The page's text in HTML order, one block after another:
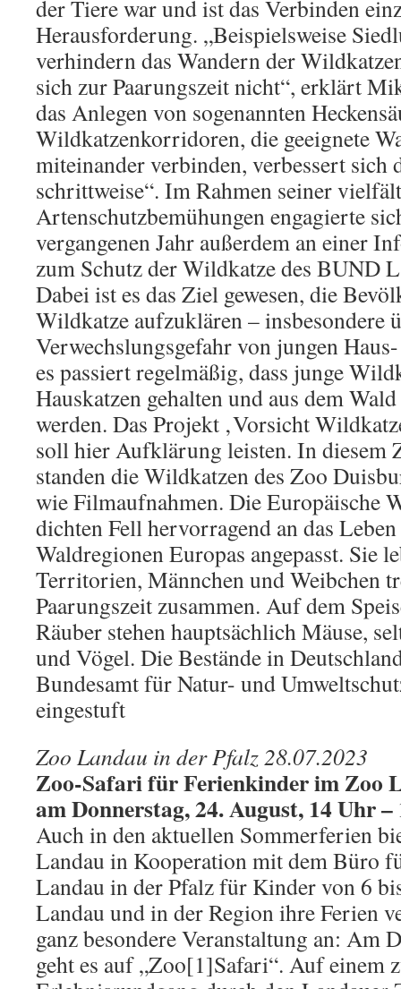
der Tiere war und ist das Verbinden
Herausforderung. „Beispielsweise
verhindern das Wandern der
sich zur Paarungszeit nicht“, erklärt
das Anlegen von sogenannten
Wildkatzenkorridoren, die geeignete
miteinander verbinden, verbessert sich
schrittweise“. Im Rahmen seiner
Artenschutzbemühungen engagierte
vergangenen Jahr außerdem an einer
zum Schutz der Wildkatze des BUND
Dabei ist es das Ziel gewesen, die
Wildkatze aufzuklären – insbesondere
Verwechslungsgefahr von jungen
es passiert regelmäßig, dass junge
Hauskatzen gehalten und aus dem
werden. Das Projekt ‚Vorsicht
soll hier Aufklärung leisten. In diesem
standen die Wildkatzen des Zoo
wie Filmaufnahmen. Die Europäische
dichten Fell hervorragend an das
Waldregionen Europas angepasst. Sie
Territorien, Männchen und Weibchen
Paarungszeit zusammen. Auf dem
Räuber stehen hauptsächlich Mäuse,
und Vögel. Die Bestände in
Bundesamt für Natur- und
eingestuft
Zoo Landau in der Pfalz 28.07.2023
Zoo-Safari für Ferienkinder im Zoo
am Donnerstag, 24. August, 14 Uhr
Auch in den aktuellen Sommerferien
Landau in Kooperation mit dem Büro
Landau in der Pfalz für Kinder von 6
Landau und in der Region ihre Ferien
ganz besondere Veranstaltung an: Am
geht es auf „Zoo[1]Safari“. Auf einem